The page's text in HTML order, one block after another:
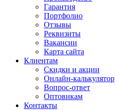
Гарантия
Портфолио
Отзывы
Реквизиты
Вакансии
Карта сайта
Клиентам
Скидки и акции
Онлайн-калькулятор
Вопрос-ответ
Оптовикам
Контакты